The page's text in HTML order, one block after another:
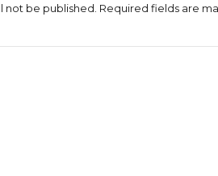
not be published. Required fields are